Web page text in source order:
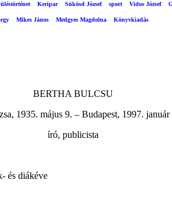
Keripar Sükösd József sport Vidos József
Mikes János Medgyes Magdolna Könyvkiadás
BERTHA BULCSU
1935. május 9. – Budapest, 1997. január
író, publicista
és diákéve